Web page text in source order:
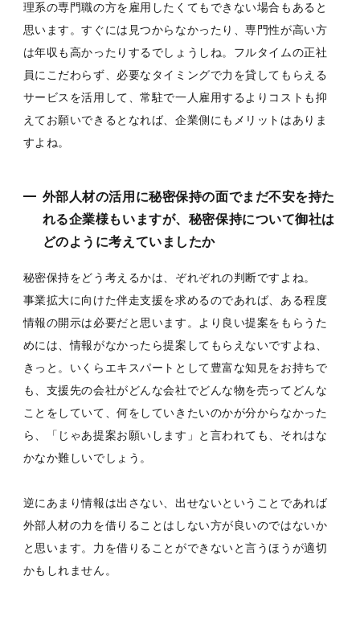
理系の専門職の方を雇用したくてもできない場合もあると
思います。すぐには見つからなかったり、専門性が高い方
は年収も高かったりするでしょうしね。フルタイムの正社
員にこだわらず、必要なタイミングで力を貸してもらえる
サービスを活用して、常駐で一人雇用するよりコストも抑
えてお願いできるとなれば、企業側にもメリットはありま
すよね。
外部人材の活用に秘密保持の面でまだ不安を持た
れる企業様もいますが、秘密保持について御社は
どのように考えていましたか
秘密保持をどう考えるかは、ぞれぞれの判断ですよね。
事業拡大に向けた伴走支援を求めるのであれば、ある程度
情報の開示は必要だと思います。より良い提案をもらうた
めには、情報がなかったら提案してもらえないですよね、
きっと。いくらエキスパートとして豊富な知見をお持ちで
も、支援先の会社がどんな会社でどんな物を売ってどんな
ことをしていて、何をしていきたいのかが分からなかった
ら、「じゃあ提案お願いします」と言われても、それはな
かなか難しいでしょう。
逆にあまり情報は出さない、出せないということであれば
外部人材の力を借りることはしない方が良いのではないか
と思います。力を借りることができないと言うほうが適切
かもしれません。